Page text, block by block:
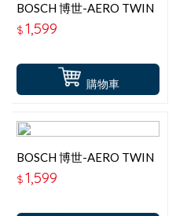
購物車
BOSCH 博世-AERO TWIN
24+20吋 專用軟骨雨刷
$1,599
BOSCH 博世-AERO TWIN
24+21吋 專用軟骨雨刷
$1,599